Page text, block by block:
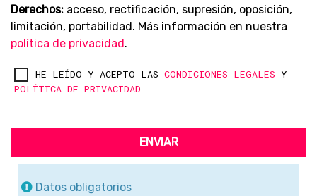
Derechos: acceso, rectificación, supresión, oposición,
limitación, portabilidad. Más información en nuestra
política de privacidad.
HE LEÍDO Y ACEPTO LAS CONDICIONES LEGALES Y
POLÍTICA DE PRIVACIDAD
ENVIAR
Datos obligatorios